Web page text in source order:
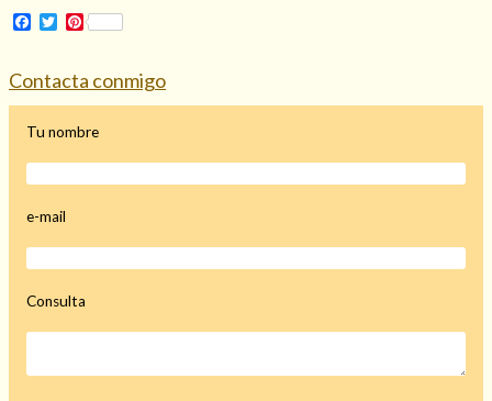
Mis libros favoritos
Mi Blog
Facebook
TwitterPinterest
Contacta conmigo
Tu nombre
e-mail
Consulta